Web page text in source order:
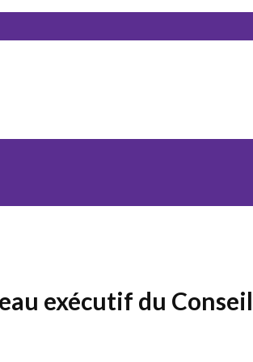
exécutif du